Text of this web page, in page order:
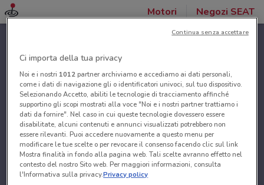
Motori Negozi SEAT
Ci importa della tua privacy
Noi e i nostri 1012partner archiviamo e accediamo ai dati personali,
come i dati di navigazione gli o identificatori univoci, sul tuo dispositivo.
Selezionando Accetto, abiliti le tecnologie di tracciamento affinché
supportino gli scopi mostrati alla voce "Noi e i nostri partner trattiamo i
dati da fornire". Nel caso in cui queste tecnologie dovessero essere
disabilitate, alcuni contenuti e annunci visualizzati potrebbero non
essere rilevanti. Puoi accedere nuovamente a questo menu per
modificare le tue scelte o per revocare il consenso facendo clic sul link
Mostra finalità in fondo alla pagina web. Tali scelte avranno effetto nel
contesto del nostro Sito web. Per maggiori informazioni, consulta
l'Informativa sulla privacy.Privacy policy
Continua senza accettare